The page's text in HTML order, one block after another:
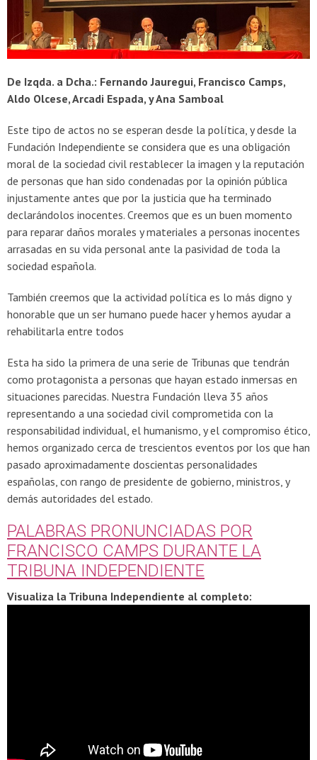
De Izqda. a Dcha.: Fernando Jauregui, Francisco Camps,
Aldo Olcese, Arcadi Espada, y Ana Samboal
Este tipo de actos no se esperan desde la política, y desde la
Fundación Independiente se considera que es una obligación
moral de la sociedad civil restablecer la imagen y la reputación
de personas que han sido condenadas por la opinión pública
injustamente antes que por la justicia que ha terminado
declarándolos inocentes. Creemos que es un buen momento
para reparar daños morales y materiales a personas inocentes
arrasadas en su vida personal ante la pasividad de toda la
sociedad española.
También creemos que la actividad política es lo más digno y
honorable que un ser humano puede hacer y hemos ayudar a
rehabilitarla entre todos
Esta ha sido la primera de una serie de Tribunas que tendrán
como protagonista a personas que hayan estado inmersas en
situaciones parecidas. Nuestra Fundación lleva 35 años
representando a una sociedad civil comprometida con la
responsabilidad individual, el humanismo, y el compromiso ético,
hemos organizado cerca de trescientos eventos por los que han
pasado aproximadamente doscientas personalidades
españolas, con rango de presidente de gobierno, ministros, y
demás autoridades del estado.
PALABRAS PRONUNCIADAS POR
FRANCISCO CAMPS DURANTE LA
TRIBUNA INDEPENDIENTE
Visualiza la Tribuna Independiente al completo: